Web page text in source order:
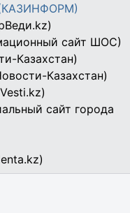
(КАЗИНФОРМ)
сайт ШОС)
Казахстан)
Казахстан)
сайт города